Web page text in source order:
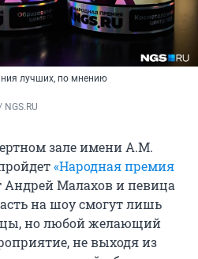
лучших, по мнению
зале имени А.М.
«Народная премия
Андрей Малахов и певица
на шоу смогут лишь
но любой желающий
не выходя из